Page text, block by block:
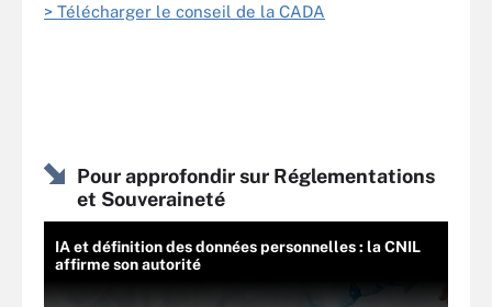
> Télécharger le conseil de la CADA
Pour approfondir sur Réglementations
et Souveraineté
IA et définition des données personnelles : la CNIL
affirme son autorité